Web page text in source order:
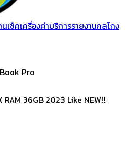
นเช็คเครื่องค่าบริการรายงานกลโกง
Pro